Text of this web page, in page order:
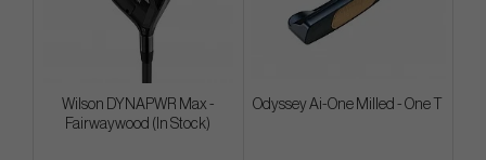
Wilson DYNAPWR Max -
Fairwaywood (In Stock)
Odyssey Ai-One Milled - One T